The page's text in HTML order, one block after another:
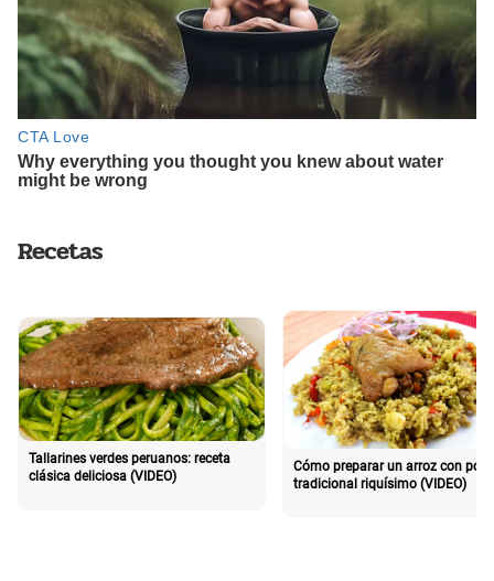
Recetas
Tallarines verdes peruanos: receta
clásica deliciosa (VIDEO)
Cómo preparar un arroz con pollo
tradicional riquísimo (VIDEO)